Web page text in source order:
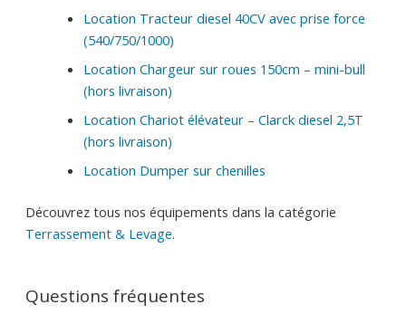
Location Tracteur diesel 40CV avec prise force
(540/750/1000)
Location Chargeur sur roues 150cm – mini-bull
(hors livraison)
Location Chariot élévateur – Clarck diesel 2,5T
(hors livraison)
Location Dumper sur chenilles
Découvrez tous nos équipements dans la catégorie
Terrassement & Levage.
Questions fréquentes